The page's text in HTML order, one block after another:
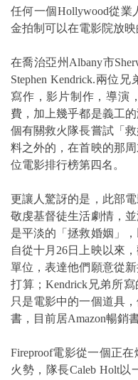
任何一個Hollywood從
金拍制可以在電影院放映
在喬治亞州Albany市
Stephen Kendrick.兩位
寫作，影片制作，導演
費，加上幾乎都是義工
個有關救火隊長嘗試「
料之外的，在首映的那
位電影排行榜第四名。
更讓人驚訝的是，此部
敬虔基督徒生活劇情，
是平淡的「拯救婚姻」
自從十月26日上映以來
單位，表達他們願意從
打算；Kendrick兄弟所寫
只是電影中的一個道具
書，目前居Amazon暢銷
Fireproof電影從一個正
火勢，隊長Caleb Holt